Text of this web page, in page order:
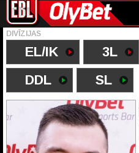
DIVĪZIJAS
EL/IK 3L
DDL
SL